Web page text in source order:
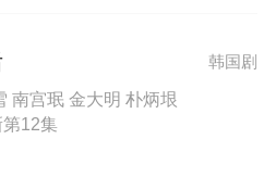
韩国剧
南宫珉 金大明 朴炳垠
12集